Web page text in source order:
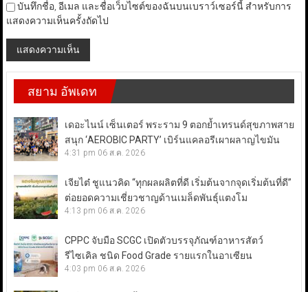
บันทึกชื่อ, อีเมล และชื่อเว็บไซต์ของฉันบนเบราว์เซอร์นี้ สำหรับการ
แสดงความเห็นครั้งถัดไป
สยาม อัพเดท
เดอะไนน์ เซ็นเตอร์ พระราม 9 ตอกย้ำเทรนด์สุขภาพสาย
สนุก ‘AEROBIC PARTY’ เบิร์นแคลอรีเผาผลาญไขมัน
4:31 pm 06 ส.ค. 2026
เจียไต๋ ชูแนวคิด “ทุกผลผลิตที่ดี เริ่มต้นจากจุดเริ่มต้นที่ดี”
ต่อยอดความเชี่ยวชาญด้านเมล็ดพันธุ์แตงโม
4:13 pm 06 ส.ค. 2026
CPPC จับมือ SCGC เปิดตัวบรรจุภัณฑ์อาหารสัตว์
รีไซเคิล ชนิด Food Grade รายแรกในอาเซียน
4:03 pm 06 ส.ค. 2026